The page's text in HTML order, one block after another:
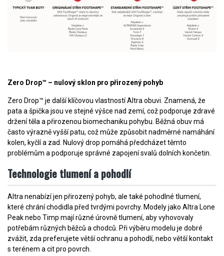
Zero Drop™ – nulový sklon pro přirozený pohyb
Zero Drop™ je další klíčovou vlastností Altra obuvi. Znamená, že
pata a špička jsou ve stejné výšce nad zemí, což podporuje zdravé
držení těla a přirozenou biomechaniku pohybu. Běžná obuv má
často výrazně vyšší patu, což může způsobit nadměrné namáhání
kolen, kyčlí a zad. Nulový drop pomáhá předcházet těmto
problémům a podporuje správné zapojení svalů dolních končetin.
Technologie tlumení a pohodlí
Altra nenabízí jen přirozený pohyb, ale také pohodlné tlumení,
které chrání chodidla před tvrdými povrchy. Modely jako Altra Lone
Peak nebo Timp mají různé úrovně tlumení, aby vyhovovaly
potřebám různých běžců a chodců. Při výběru modelu je dobré
zvážit, zda preferujete větší ochranu a pohodlí, nebo větší kontakt
s terénem a cit pro povrch.